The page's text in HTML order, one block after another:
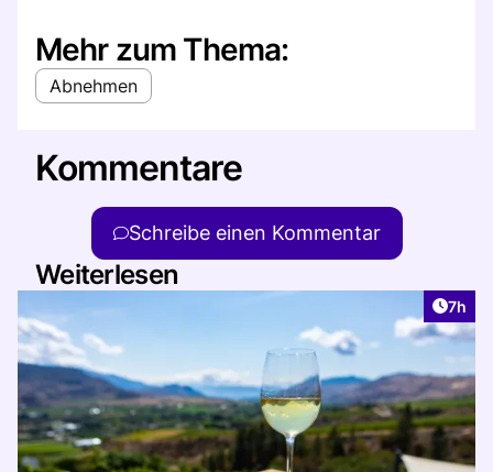
Mehr zum Thema:
Abnehmen
Kommentare
Schreibe einen Kommentar
Weiterlesen
7h